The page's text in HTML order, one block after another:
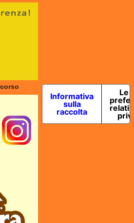
Informativa
sulla
raccolta
Le